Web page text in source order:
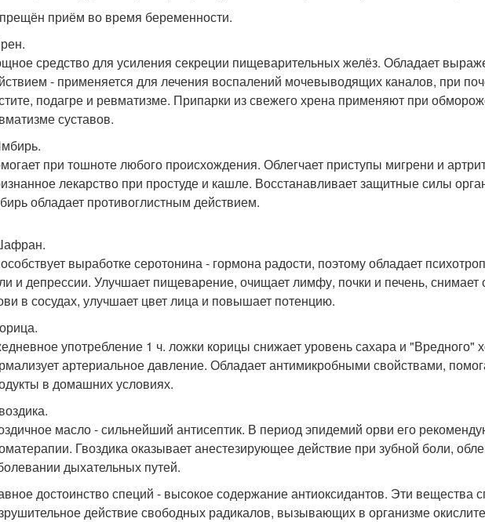
приём во время беременности.
средство для усиления секреции пищеварительных желёз. Обладает
- применяется для лечения воспалений мочевыводящих каналов, при
подагре и ревматизме. Припарки из свежего хрена применяют при
суставов.
при тошноте любого происхождения. Облегчает приступы мигрени и
лекарство при простуде и кашле. Восстанавливает защитные силы
обладает противоглистным действием.
выработке серотонина - гормона радости, поэтому обладает
и депрессии. Улучшает пищеварение, очищает лимфу, почки и печень, снимает
в сосудах, улучшает цвет лица и повышает потенцию.
употребление 1 ч. ложки корицы снижает уровень сахара и "Вредного"
артериальное давление. Обладает антимикробными свойствами,
в домашних условиях.
масло - сильнейший антисептик. В период эпидемий орви его
Гвоздика оказывает анестезирующее действие при зубной боли,
дыхательных путей.
достоинство специй - высокое содержание антиоксидантов. Эти вещества
действие свободных радикалов, вызывающих в организме